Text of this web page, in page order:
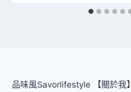
品味風Savorlifestyle 【關於我